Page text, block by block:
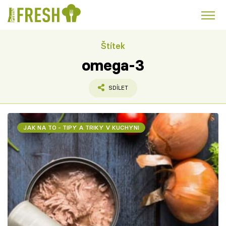
Polévky k večeři
Čokoláda
Témata
Recepty
Články
TV Program
Štítek
omega-3
SDÍLET
JAK NA TO - TIPY A TRIKY V KUCHYNI